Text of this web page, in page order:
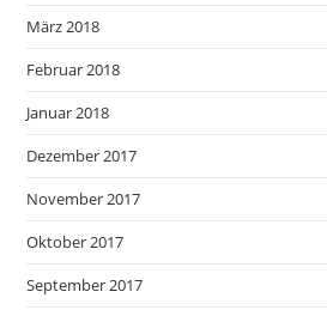
März 2018
Februar 2018
Januar 2018
Dezember 2017
November 2017
Oktober 2017
September 2017